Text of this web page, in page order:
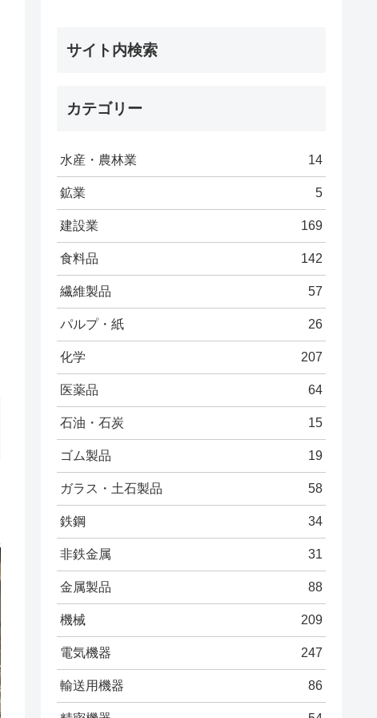
サイト内検索
カテゴリー
水産・農林業 14
鉱業 5
建設業 169
食料品 142
繊維製品 57
パルプ・紙 26
化学 207
医薬品 64
石油・石炭 15
ゴム製品 19
ガラス・土石製品 58
鉄鋼 34
非鉄金属 31
金属製品 88
機械 209
電気機器 247
輸送用機器 86